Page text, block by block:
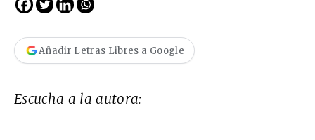
Añadir Letras Libres a Google
Escucha a la autora: